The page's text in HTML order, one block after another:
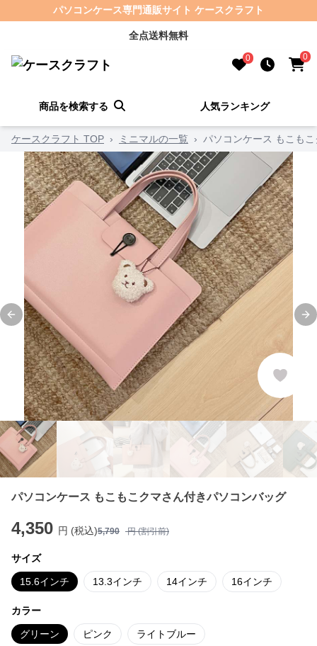
パソコンケース専門通販サイト ケースクラフト
全点送料無料
0 0
商品を検索する 人気ランキング
ケースクラフト TOP › ミニマルの一覧 › パソコンケース もこも
Previous slide
パソコンケース もこもこクマさん付きパソコンバッグ
4,350 円 (税込)5,790 円 (割引前)
サイズ
15.6インチ 13.3インチ 14インチ 16インチ
カラー
グリーン ピンク ライトブルー